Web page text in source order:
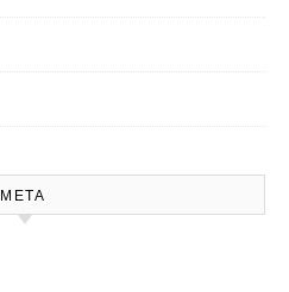
META